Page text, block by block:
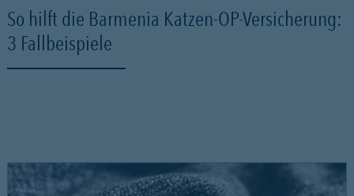
So hilft die Barmenia Katzen-OP-Versicherung:
3 Fallbeispiele